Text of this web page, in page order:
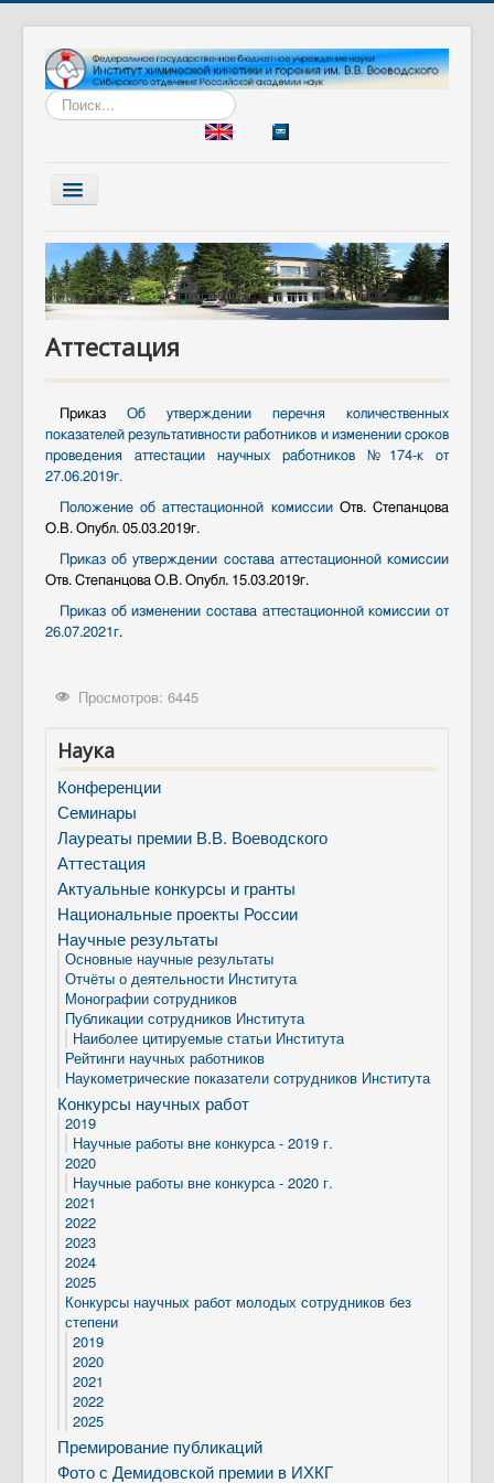
Искать...
Включить/
выключить
Главная
Институт
Наука
Образование
Диссертационный совет
Разработки
Вакансии
Контакты
Противодействие коррупции
Аттестация
Приказ Об утверждении перечня количественных
показателей результативности работников и изменении сроков
проведения аттестации научных работников №174-к от
27.06.2019г.
Положение об аттестационной комиссииОтв. Степанцова
О.В. Опубл. 05.03.2019г.
Приказ об утверждении состава аттестационной комиссии
Отв. Степанцова О.В. Опубл. 15.03.2019г.
Приказ об изменении состава аттестационной комиссии от
26.07.2021г.
Просмотров: 6445
Наука
Конференции
Семинары
Лауреаты премии В.В. Воеводского
Аттестация
Актуальные конкурсы и гранты
Национальные проекты России
Научные результаты
Основные научные результаты
Отчёты о деятельности Института
Монографии сотрудников
Публикации сотрудников Института
Наиболее цитируемые статьи Института
Рейтинги научных работников
Наукометрические показатели сотрудников Института
Конкурсы научных работ
2019
Научные работы вне конкурса - 2019 г.
2020
Научные работы вне конкурса - 2020 г.
2021
2022
2023
2024
2025
Конкурсы научных работ молодых сотрудников без
степени
2019
2020
2021
2022
2025
Премирование публикаций
Фото с Демидовской премии в ИХКГ